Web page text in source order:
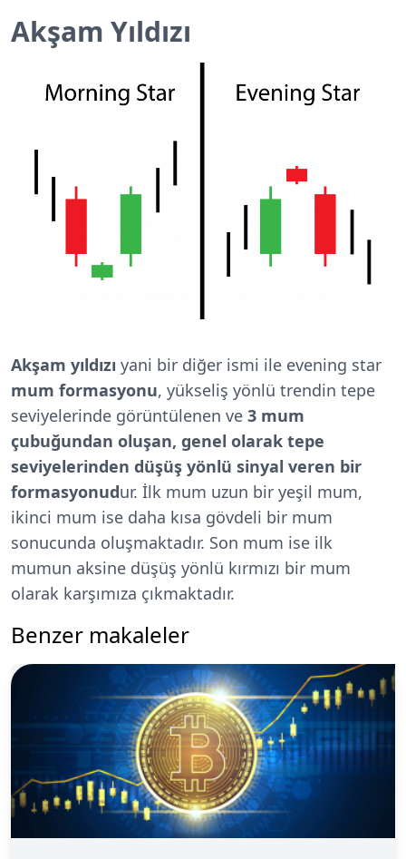
Akşam Yıldızı
Akşam yıldızı yani bir diğer ismi ile evening star
mum formasyonu, yükseliş yönlü trendin tepe
seviyelerinde görüntülenen ve 3 mum
çubuğundan oluşan, genel olarak tepe
seviyelerinden düşüş yönlü sinyal veren bir
formasyonudur. İlk mum uzun bir yeşil mum,
ikinci mum ise daha kısa gövdeli bir mum
sonucunda oluşmaktadır. Son mum ise ilk
mumun aksine düşüş yönlü kırmızı bir mum
olarak karşımıza çıkmaktadır.
Benzer makaleler